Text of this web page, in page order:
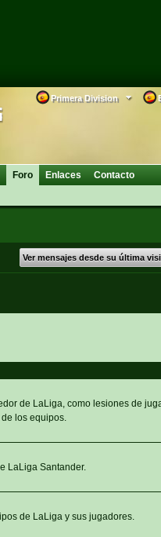
Primera Division
Foro
Enlaces Contacto
Ver mensajes desde su última
de LaLiga, como lesiones de
los equipos.
LaLiga Santander.
de LaLiga y sus jugadores.